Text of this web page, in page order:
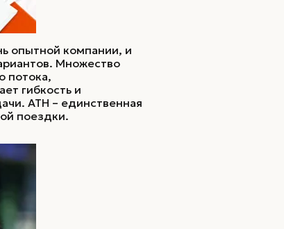
опытной компании, и
Множество
потока,
гибкость и
ATH – единственная
поездки.